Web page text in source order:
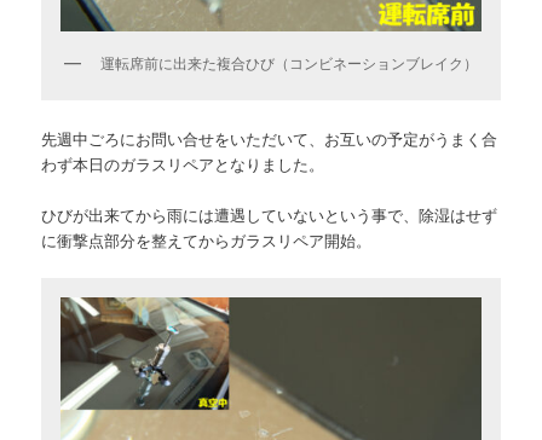
運転席前に出来た複合ひび（コンビネーションブレイク）
先週中ごろにお問い合せをいただいて、お互いの予定がうまく合
わず本日のガラスリペアとなりました。
ひびが出来てから雨には遭遇していないという事で、除湿はせず
に衝撃点部分を整えてからガラスリペア開始。